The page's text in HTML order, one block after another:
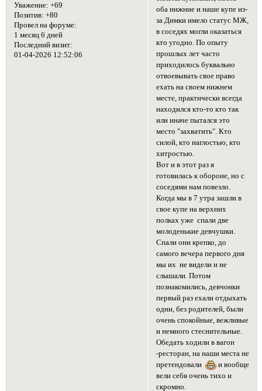
Уважение: +69
Позитив: +80
Провел на форуме:
1 месяц 6 дней
Последний визит:
01-04-2026 12:52:06
оба нижние и наше купе из-
за Димки имело статус МЖ,
в соседях могли оказаться
кто угодно. По опыту
прошлых лет часто
приходилось буквально
отвоевывать свое право
ехать на своем нижнем
месте, практически всегда
находился кто-то кто так
или иначе пытался это
место "захватить". Кто
силой, кто наглостью, кто
хитростью.
Вот и в этот раз я
готовилась к обороне, но с
соседями нам повезло.
Когда мы в 7 утра зашли в
свое купе на верхних
полках уже спали две
молоденькие девчушки.
Спали они крепко, до
самого вечера первого дня
мы их не видели и не
слышали. Потом
познакомились, девчонки
первый раз ехали отдыхать
одни, без родителей, были
очень спокойные, вежливые
и немного стеснительные.
Обедать ходили в вагон
-ресторан, на наши места не
претендовали
и вообще
вели себя очень тихо и
скромно.